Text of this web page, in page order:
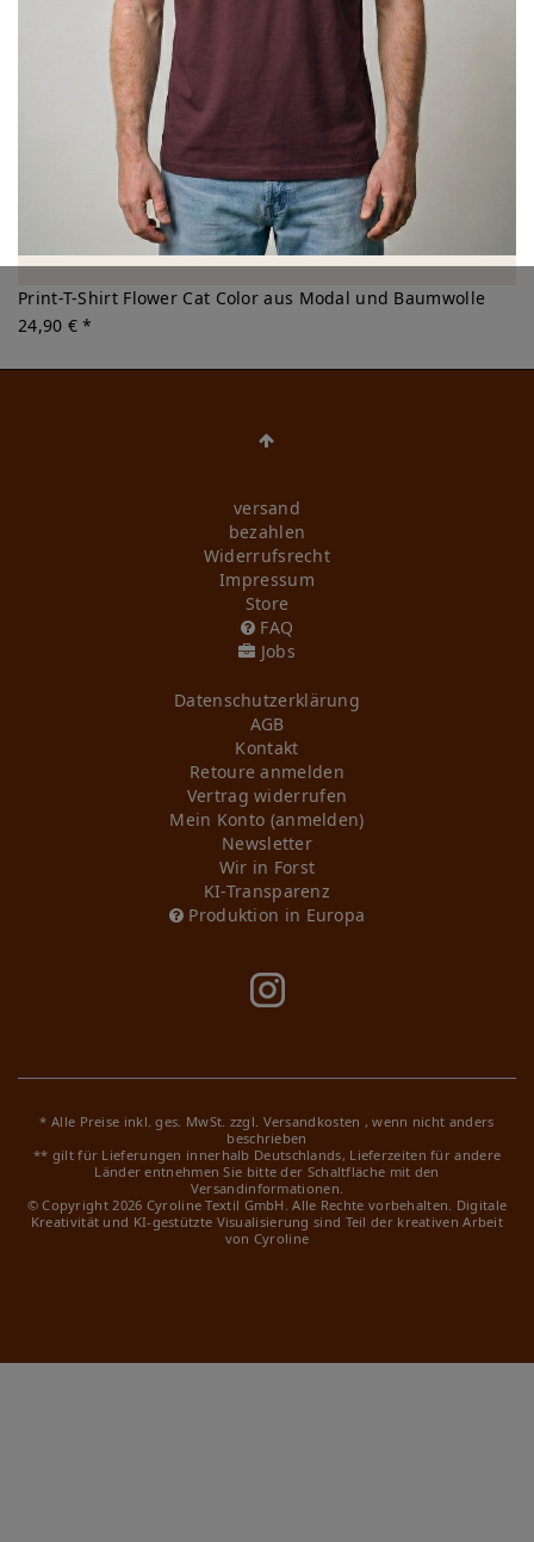
Print-T-Shirt Flower Cat Color aus Modal und Baumwolle
24,90 € *
versand
bezahlen
Widerrufs­recht
Impressum
Store
FAQ
Jobs
Daten­schutz­erklärung
AGB
Kontakt
Retoure anmelden
Vertrag widerrufen
Mein Konto (anmelden)
Newsletter
Wir in Forst
KI-Transparenz
Produktion in Europa
* Alle Preise inkl. ges. MwSt. zzgl. Versandkosten , wenn nicht anders
beschrieben
** gilt für Lieferungen innerhalb Deutschlands, Lieferzeiten für andere
Länder entnehmen Sie bitte der Schaltfläche mit den
Versandinformationen.
© Copyright 2026 Cyroline Textil GmbH. Alle Rechte vorbehalten. Digitale
Kreativität und KI-gestützte Visualisierung sind Teil der kreativen Arbeit
von Cyroline